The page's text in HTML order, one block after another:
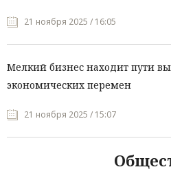
21 ноября 2025 / 16:05
Мелкий бизнес находит пути
экономических перемен
21 ноября 2025 / 15:07